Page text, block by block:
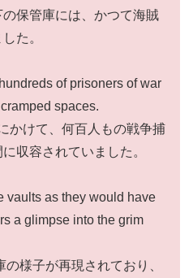
保管庫には、かつて海賊
た。
of prisoners of war
spaces.
かけて、何百人もの戦争捕
収容されていました。
vaults as they would have
a glimpse into the grim
様子が再現されており、